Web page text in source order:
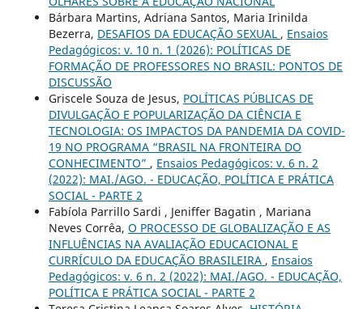
Bárbara Martins, Adriana Santos, Maria Irinilda
Bezerra, DESAFIOS DA EDUCAÇÃO SEXUAL , Ensaios
Pedagógicos: v. 10 n. 1 (2026): POLÍTICAS DE
FORMAÇÃO DE PROFESSORES NO BRASIL: PONTOS DE
DISCUSSÃO
Griscele Souza de Jesus, POLÍTICAS PÚBLICAS DE
DIVULGAÇÃO E POPULARIZAÇÃO DA CIÊNCIA E
TECNOLOGIA: OS IMPACTOS DA PANDEMIA DA COVID-
19 NO PROGRAMA “BRASIL NA FRONTEIRA DO
CONHECIMENTO” , Ensaios Pedagógicos: v. 6 n. 2
(2022): MAI./AGO. - EDUCAÇÃO, POLÍTICA E PRÁTICA
SOCIAL - PARTE 2
Fabíola Parrillo Sardi , Jeniffer Bagatin , Mariana
Neves Corrêa, O PROCESSO DE GLOBALIZAÇÃO E AS
INFLUÊNCIAS NA AVALIAÇÃO EDUCACIONAL E
CURRÍCULO DA EDUCAÇÃO BRASILEIRA , Ensaios
Pedagógicos: v. 6 n. 2 (2022): MAI./AGO. - EDUCAÇÃO,
POLÍTICA E PRÁTICA SOCIAL - PARTE 2